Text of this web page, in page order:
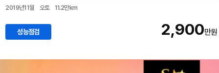
2019년11월 오토 11.2만km
성능점검 2,900만원